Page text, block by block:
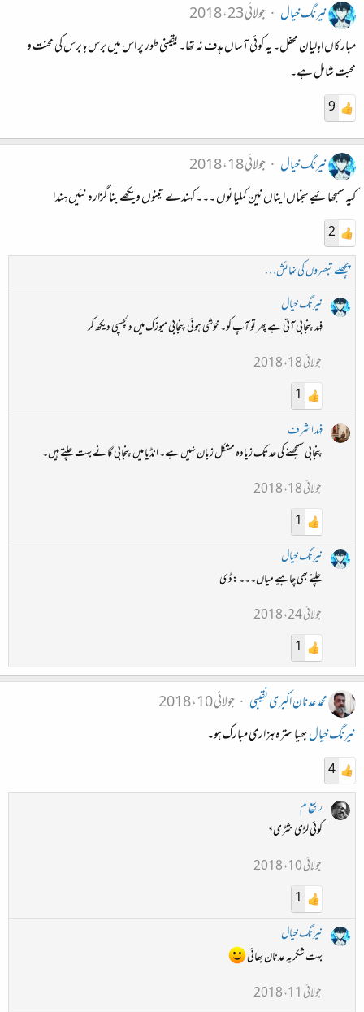
نیرنگ خیال
جولائی 23، 2018
مبارکاں اہالیان محفل۔ یہ کوئی آساں ہدف نہ تھا۔ یقینی طور پر اس میں برس ہا برس کی محنت و
محبت شامل ہے۔
9
نیرنگ خیال
جولائی 18، 2018
کیہ سمجھائیے سجناں ایناں نین کملیا نوں ۔۔۔ کہندے تینوں ویکھے بنا گزارہ نئیں ہندا
2
پچھلے تبصروں کی نمائش…
نیرنگ خیال
فہد پنجابی آتی ہے پھر تو آپ کو۔ خوشی ہوئی پنجابی میوزک میں دلچسپی دیکھ کر
جولائی 18، 2018
1
فہد اشرف
پنجابی سمجھنے کی حد تک زیادہ مشکل زبان نہیں ہے۔ انڈیا میں پنجابی گانے بہت چلتے ہیں۔
جولائی 18، 2018
1
نیرنگ خیال
چلنے بھی چاہیے میاں۔۔۔ :ڈی
جولائی 24، 2018
1
محمد عدنان اکبری نقیبی
جولائی 10، 2018
نیرنگ خیالبھیا سترہ ہزاری مبارک ہو۔
4
ربیع م
کوئی لڑی شڑی؟
جولائی 10، 2018
1
نیرنگ خیال
بہت شکریہ عدنان بھائی
جولائی 11، 2018